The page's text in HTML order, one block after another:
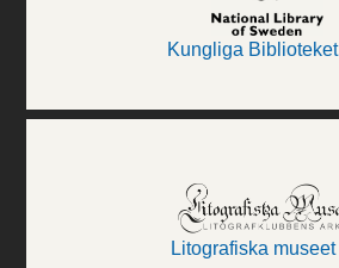
Kungliga Biblioteket
Litografiska museet